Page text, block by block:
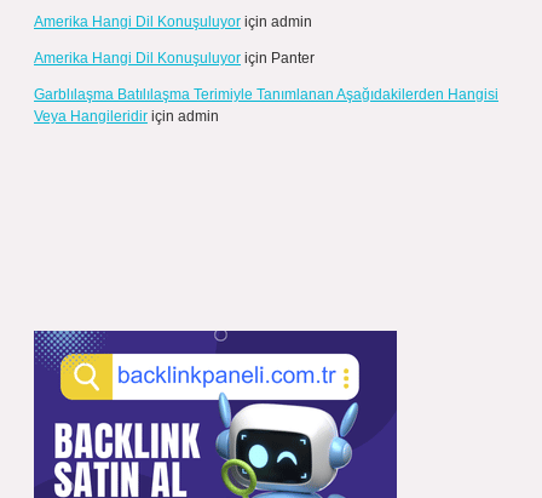
Amerika Hangi Dil Konuşuluyor için admin
Amerika Hangi Dil Konuşuluyor için Panter
Garblılaşma Batılılaşma Terimiyle Tanımlanan Aşağıdakilerden Hangisi
Veya Hangileridir için admin